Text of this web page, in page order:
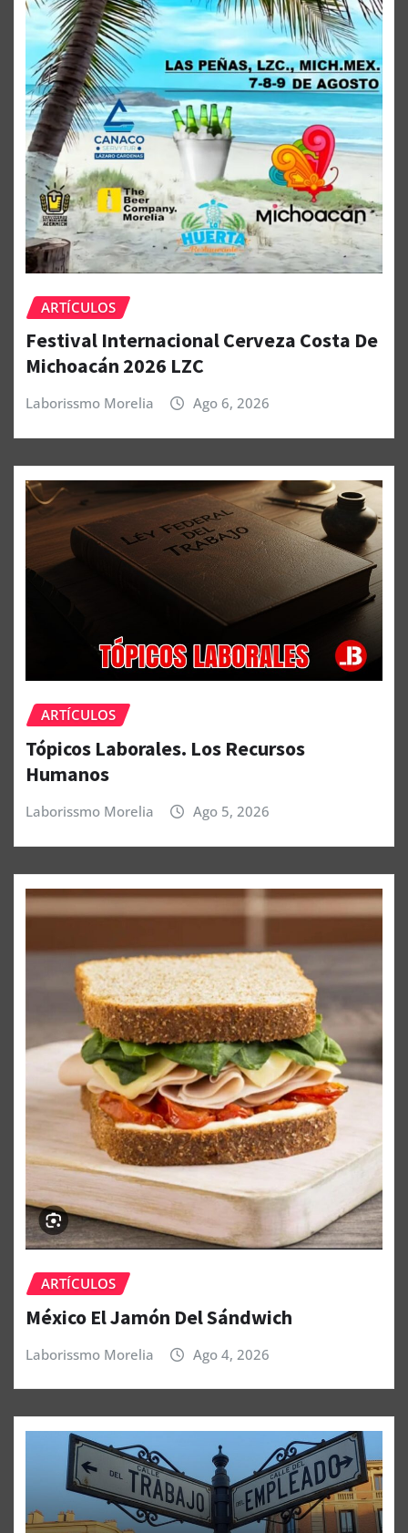
ARTÍCULOS
Festival Internacional Cerveza Costa De
Michoacán 2026 LZC
Laborissmo Morelia Ago 6, 2026
ARTÍCULOS
Tópicos Laborales. Los Recursos
Humanos
Laborissmo Morelia Ago 5, 2026
ARTÍCULOS
México El Jamón Del Sándwich
Laborissmo Morelia Ago 4, 2026